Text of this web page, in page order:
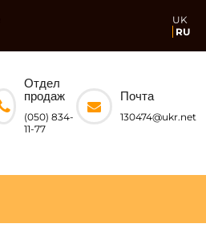
UK
RU
Отдел
продаж
(050) 834-
11-77
Почта
130474@ukr.net